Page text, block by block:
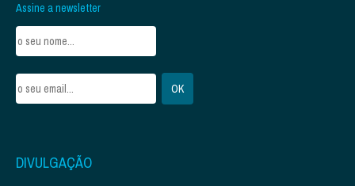
Assine a newsletter
DIVULGAÇÃO